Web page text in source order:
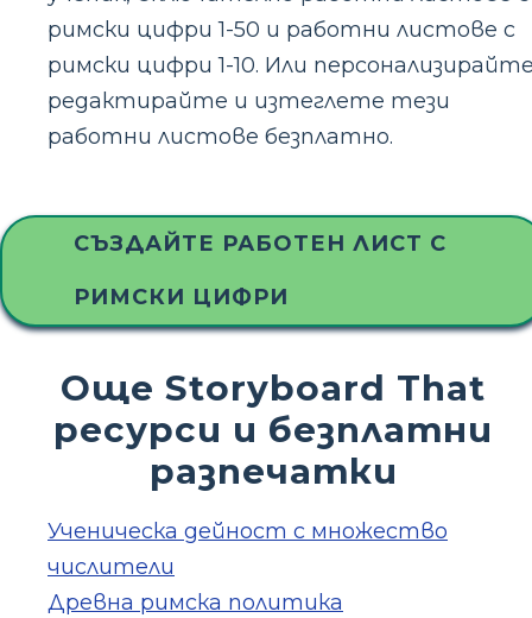
римски цифри 1-50 и работни листове с
римски цифри 1-10. Или
редактирайте и изтеглете тези
работни листове безплатно.
СЪЗДАЙТЕ РАБОТЕН ЛИСТ С
РИМСКИ ЦИФРИ
Още Storyboard That
ресурси и безплатни
разпечатки
Ученическа дейност с множество
числители
Древна римска политика